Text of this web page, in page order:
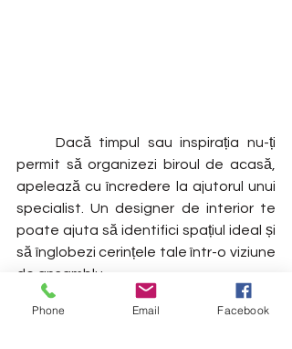
permit să organizezi biroul de acasă,
apelează cu încredere la ajutorul unui
specialist. Un designer de interior te
poate ajuta să identifici spațiul ideal și
să înglobezi cerințele tale într-o viziune
de ansamblu.
Phone Email Facebook